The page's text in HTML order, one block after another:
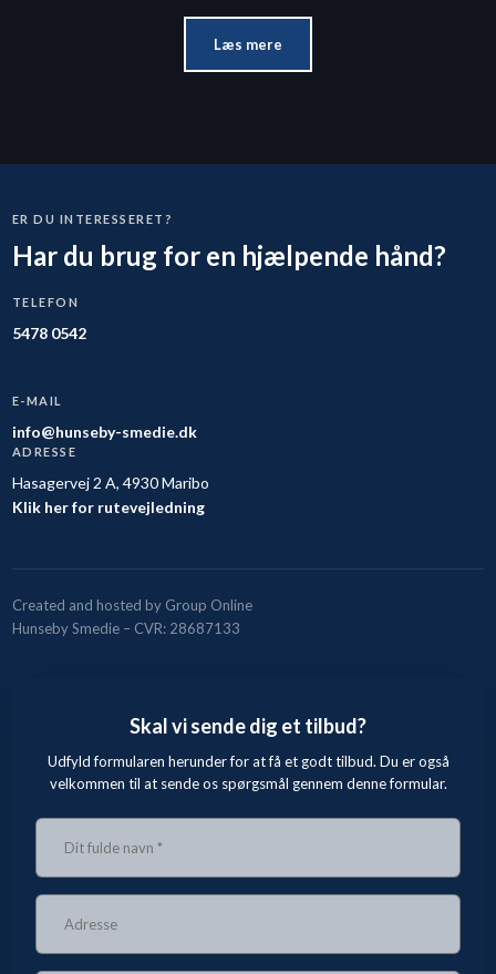
Læs mere
ER DU INTERESSERET?
Har du brug for en hjælpende hånd?
TELEFON
5478 0542
E-MAIL
info@hunseby-smedie.dk
ADRESSE
Hasagervej 2 A, 4930 Maribo
Klik her for rutevejledning
Created and hosted by Group Online
Hunseby Smedie – CVR: 28687133
Skal vi sende dig et tilbud?
Udfyld formularen herunder for at få et godt tilbud. Du er også
velkommen til at sende os spørgsmål gennem denne formular.